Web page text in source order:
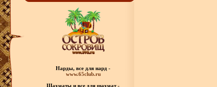
Нарды, все для нард -
www.65club.ru
Шахматы и все для шахмат -